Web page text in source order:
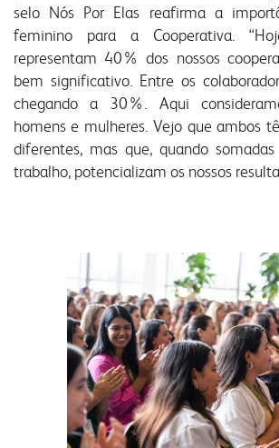
selo Nós Por Elas reafirma a
feminino para a Cooperativa.
representam 40% dos nossos
bem significativo. Entre os
chegando a 30%. Aqui
homens e mulheres. Vejo que ambos
diferentes, mas que, quando
trabalho, potencializam os nossos